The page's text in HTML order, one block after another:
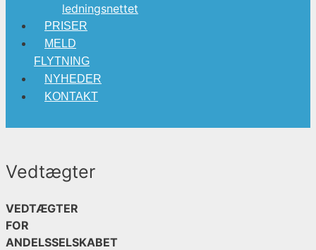
ledningsnettet
PRISER
MELD
FLYTNING
NYHEDER
KONTAKT
Vedtægter
VEDTÆGTER
FOR
ANDELSSELSKABET